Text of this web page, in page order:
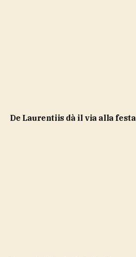
De Laurentiis dà il via alla festa